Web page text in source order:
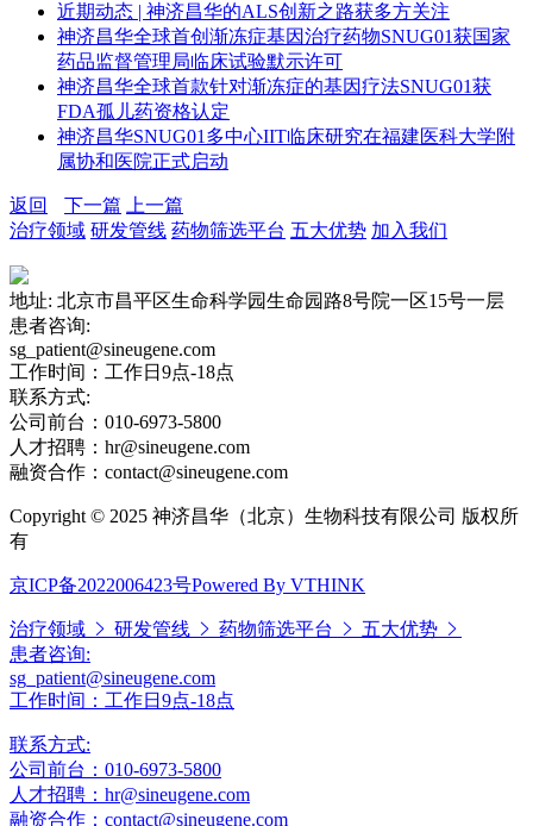
近期动态 | 神济昌华的ALS创新之路获多方关注
神济昌华全球首创渐冻症基因治疗药物SNUG01获国家
药品监督管理局临床试验默示许可
神济昌华全球首款针对渐冻症的基因疗法SNUG01获
FDA孤儿药资格认定
神济昌华SNUG01多中心IIT临床研究在福建医科大学附
属协和医院正式启动
返回 下一篇
上一篇
治疗领域 研发管线 药物筛选平台 五大优势 加入我们
地址: 北京市昌平区生命科学园生命园路8号院一区15号一层
患者咨询:
sg_patient@sineugene.com
工作时间：工作日9点-18点
联系方式:
公司前台：010-6973-5800
人才招聘：hr@sineugene.com
融资合作：contact@sineugene.com
Copyright © 2025 神济昌华（北京）生物科技有限公司 版权所
有
京ICP备2022006423号Powered By VTHINK
治疗领域 研发管线 药物筛选平台
五大优势
患者咨询:
sg_patient@sineugene.com
工作时间：工作日9点-18点
联系方式:
公司前台：010-6973-5800
人才招聘：hr@sineugene.com
融资合作：contact@sineugene.com